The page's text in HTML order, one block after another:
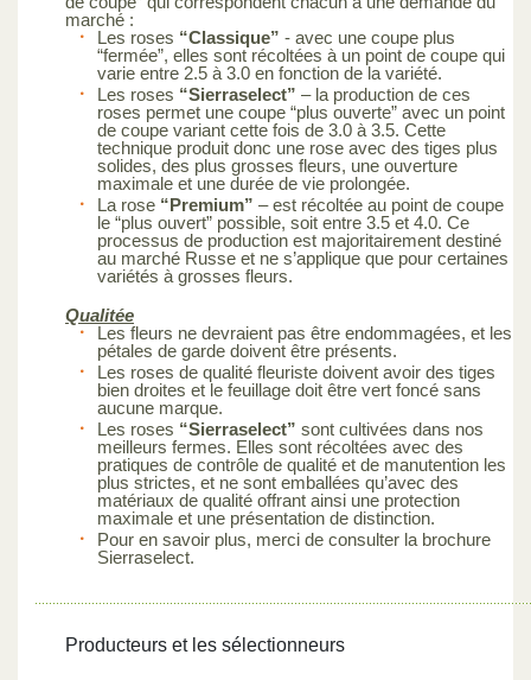
marché :
Les roses “Classique” - avec une coupe plus
“fermée”, elles sont récoltées à un point de coupe qui
varie entre 2.5 à 3.0 en fonction de la variété.
Les roses “Sierraselect” – la production de ces
roses permet une coupe “plus ouverte” avec un point
de coupe variant cette fois de 3.0 à 3.5. Cette
technique produit donc une rose avec des tiges plus
solides, des plus grosses fleurs, une ouverture
maximale et une durée de vie prolongée.
La rose “Premium” – est récoltée au point de coupe
le “plus ouvert” possible, soit entre 3.5 et 4.0. Ce
processus de production est majoritairement destiné
au marché Russe et ne s’applique que pour certaines
variétés à grosses fleurs.
Qualitée
Les fleurs ne devraient pas être endommagées, et les
pétales de garde doivent être présents.
Les roses de qualité fleuriste doivent avoir des tiges
bien droites et le feuillage doit être vert foncé sans
aucune marque.
Les roses “Sierraselect” sont cultivées dans nos
meilleurs fermes. Elles sont récoltées avec des
pratiques de contrôle de qualité et de manutention les
plus strictes, et ne sont emballées qu’avec des
matériaux de qualité offrant ainsi une protection
maximale et une présentation de distinction.
Pour en savoir plus, merci de consulter la brochure
Sierraselect.
Producteurs et les sélectionneurs